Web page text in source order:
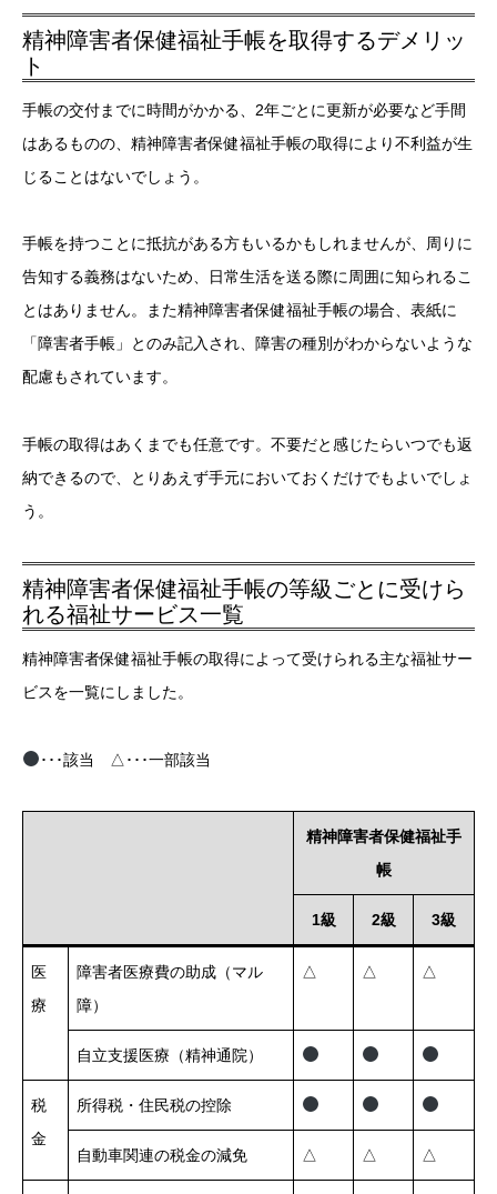
精神障害者保健福祉手帳を取得するデメリッ
ト
手帳の交付までに時間がかかる、2年ごとに更新が必要など手間
はあるものの、精神障害者保健福祉手帳の取得により不利益が生
じることはないでしょう。
手帳を持つことに抵抗がある方もいるかもしれませんが、周りに
告知する義務はないため、日常生活を送る際に周囲に知られるこ
とはありません。また精神障害者保健福祉手帳の場合、表紙に
「障害者手帳」とのみ記入され、障害の種別がわからないような
配慮もされています。
手帳の取得はあくまでも任意です。不要だと感じたらいつでも返
納できるので、とりあえず手元においておくだけでもよいでしょ
う。
精神障害者保健福祉手帳の等級ごとに受けら
れる福祉サービス一覧
精神障害者保健福祉手帳の取得によって受けられる主な福祉サー
ビスを一覧にしました。
･･･該当 △･･･一部該当
精神障害者保健福祉手
帳
1級 2級 3級
医
療
障害者医療費の助成（マル
障）
△ △ △
自立支援医療（精神通院）
税
金
所得税・住民税の控除
自動車関連の税金の減免 △ △ △